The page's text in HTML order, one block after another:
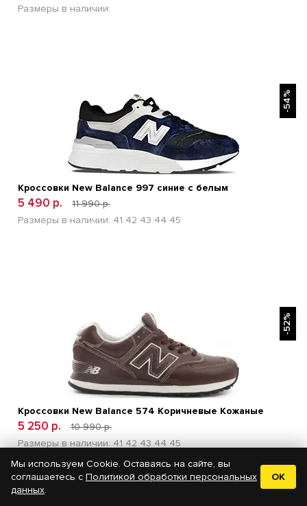
Размеры в наличии:
-54%
Кроссовки New Balance 997 синие с белым
5 490 р.
11 990 р.
Размеры в наличии: 41 42 43 44 45
-52%
Кроссовки New Balance 574 Коричневые Кожаные
5 250 р.
10 990 р.
Размеры в наличии: 41 42 43 44 45
Мы используем Cookie. Оставаясь на сайте, вы
соглашаетесь с Политикой обработки персональных
данных.
OK